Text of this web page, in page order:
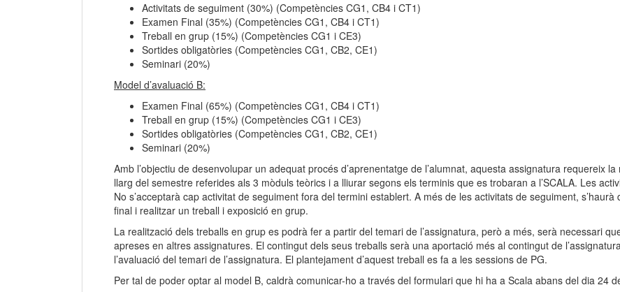
Activitats de seguiment (30%) (Competències CG1, CB4 i CT1)
Examen Final (35%) (Competències CG1, CB4 i CT1)
Treball en grup (15%) (Competències CG1 i CE3)
Sortides obligatòries (Competències CG1, CB2, CE1)
Seminari (20%)
Model d’avaluació B:
Examen Final (65%) (Competències CG1, CB4 i CT1)
Treball en grup (15%) (Competències CG1 i CE3)
Sortides obligatòries (Competències CG1, CB2, CE1)
Seminari (20%)
Amb l’objectiu de desenvolupar un adequat procés d’aprenentatge de l’alumnat, aquesta assignatura requereix
llarg del semestre referides als 3 mòduls teòrics i a lliurar segons els terminis que es trobaran a l’SCALA. Les
No s’acceptarà cap activitat de seguiment fora del termini establert. A més de les activitats de seguiment, s’haurà
final i realitzar un treball i exposició en grup.
La realització dels treballs en grup es podrà fer a partir del temari de l’assignatura, però a més, serà necessari
apreses en altres assignatures. El contingut dels seus treballs serà una aportació més al contingut de
l’avaluació del temari de l’assignatura. El plantejament d’aquest treball es fa a les sessions de PG.
Per tal de poder optar al model B, caldrà comunicar-ho a través del formulari que hi ha a Scala abans del dia 24